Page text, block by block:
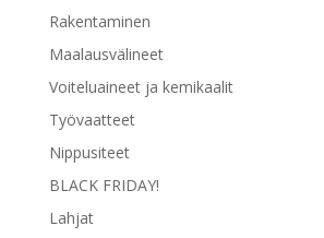
Rakentaminen
Maalausvälineet
Voiteluaineet ja kemikaalit
Työvaatteet
Nippusiteet
BLACK FRIDAY!
Lahjat